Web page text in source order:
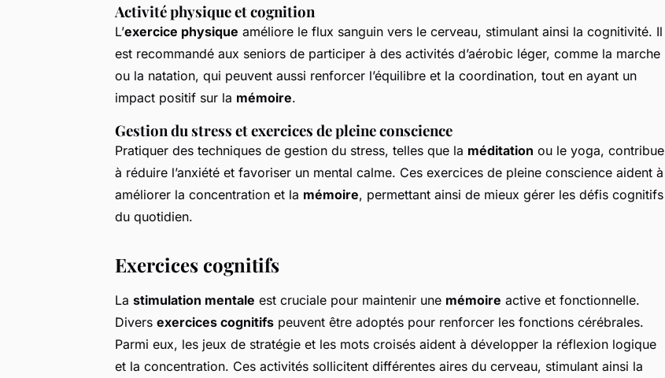
Activité physique et cognition
L’exercice physique améliore le flux sanguin vers le cerveau, stimulant ainsi la cognitivité. Il
est recommandé aux seniors de participer à des activités d’aérobic léger, comme la marche
ou la natation, qui peuvent aussi renforcer l’équilibre et la coordination, tout en ayant un
impact positif sur la mémoire.
Gestion du stress et exercices de pleine conscience
Pratiquer des techniques de gestion du stress, telles que la méditation ou le yoga, contribue
à réduire l’anxiété et favoriser un mental calme. Ces exercices de pleine conscience aident à
améliorer la concentration et la mémoire, permettant ainsi de mieux gérer les défis cognitifs
du quotidien.
Exercices cognitifs
La stimulation mentale est cruciale pour maintenir une mémoire active et fonctionnelle.
Divers exercices cognitifs peuvent être adoptés pour renforcer les fonctions cérébrales.
Parmi eux, les jeux de stratégie et les mots croisés aident à développer la réflexion logique
et la concentration. Ces activités sollicitent différentes aires du cerveau, stimulant ainsi la